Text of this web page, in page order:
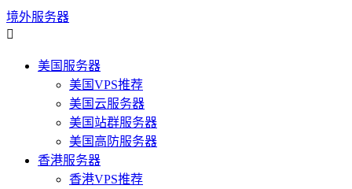
境外服务器

美国服务器
美国VPS推荐
美国云服务器
美国站群服务器
美国高防服务器
香港服务器
香港VPS推荐